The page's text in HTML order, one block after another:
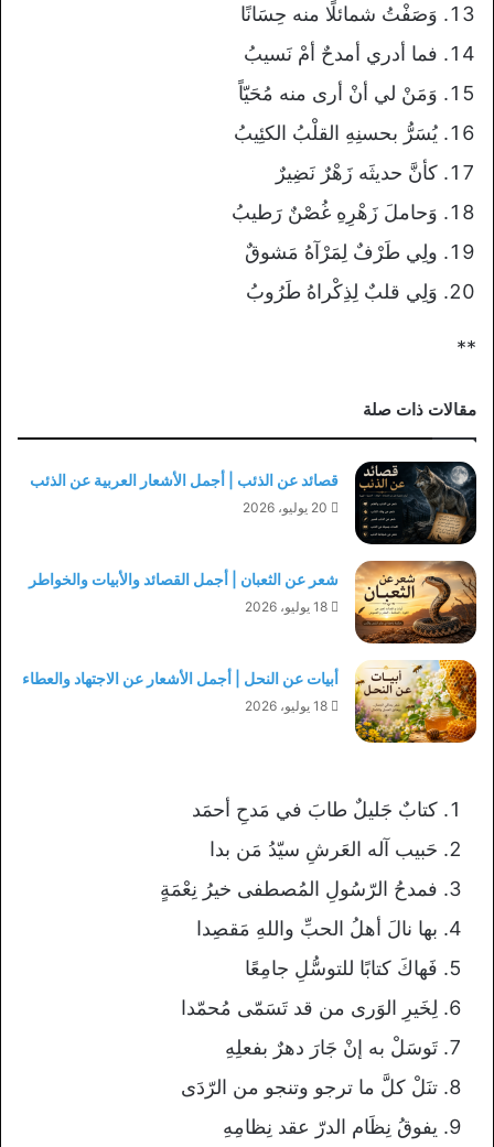
وَصَفْتُ شمائلًا منه حِسَانًا
فما أدري أمدحٌ أمْ نَسيبُ
وَمَنْ لي أنْ أرى منه مُحَيّاً
يُسَرُّ بحسنِهِ القلْبُ الكئِيبُ
كأنَّ حديثَه زَهْرٌ نَضِيرٌ
وَحاملَ زَهْرِهِ غُصْنٌ رَطيبُ
ولِي طَرْفٌ لِمَرْآهُ مَشوقٌ
وَلِي قلبٌ لِذِكْراهُ طَرُوبُ
**
مقالات ذات صلة
قصائد عن الذئب | أجمل الأشعار العربية عن الذئب
20 يوليو، 2026
شعر عن الثعبان | أجمل القصائد والأبيات والخواطر
18 يوليو، 2026
أبيات عن النحل | أجمل الأشعار عن الاجتهاد والعطاء
18 يوليو، 2026
كتابٌ جَليلٌ طابَ في مَدحِ أحمَد
حَبيب آله العَرشِ سيّدُ مَن بدا
فمدحُ الرّسُولِ المُصطفى خيرُ نِعْمَةٍ
بها نالَ أهلُ الحبِّ واللهِ مَقصِدا
فَهاكَ كتابًا للتوسُّلِ جامِعًا
لِخَيرِ الوَرى من قد تَسَمّى مُحمّدا
تَوسَلْ به إنْ جَارَ دهرٌ بفعلِهِ
تنَلْ كلَّ ما ترجو وتنجو من الرّدَى
يفوقُ نِظَام الدرّ عقد نِظامِهِ